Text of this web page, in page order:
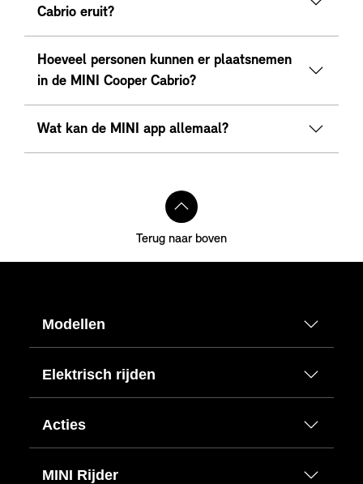
Cabrio eruit?
Hoeveel personen kunnen er plaatsnemen
in de MINI Cooper Cabrio?
Wat kan de MINI app allemaal?
Terug naar boven
Modellen
Elektrisch rijden
Acties
MINI Rijder